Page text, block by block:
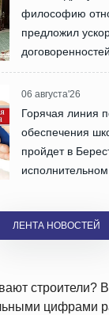
философию
предложил
договоренностей
06 августа'26
Горячая линия
обеспечения
пройдет в
ЛЕНТА НОВОСТЕЙ
строители?
цифрами